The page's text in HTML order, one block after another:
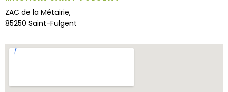
ZAC de la Métairie,
85250 Saint-Fulgent